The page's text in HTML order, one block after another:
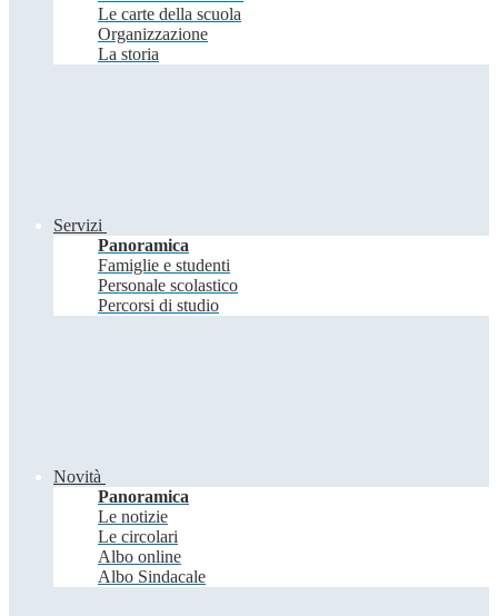
Le carte della scuola
Organizzazione
La storia
Servizi
Panoramica
Famiglie e studenti
Personale scolastico
Percorsi di studio
Novità
Panoramica
Le notizie
Le circolari
Albo online
Albo Sindacale